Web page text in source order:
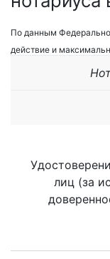
По данным
действие и
лиц (за